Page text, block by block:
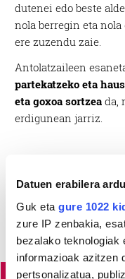
Datuen erabilera
Guk eta gure 1022
zure IP zenbakia,
bezalako teknologiak
informazioak azitzen
pertsonalizatua,
dutenei edo beste
nola berregin eta
ere zuzendu zaie.
Antolatzaileen
partekatzeko eta
eta goxoa sortzea da,
erdigunean jarriz.